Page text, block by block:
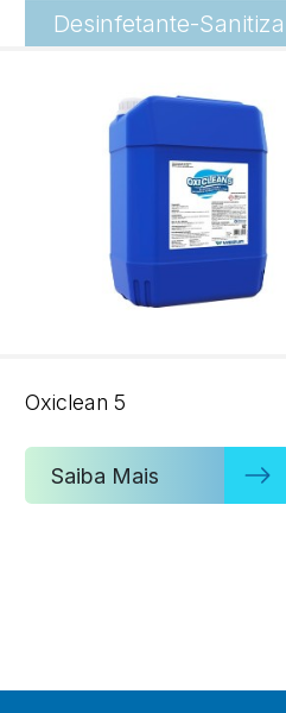
Desinfetante-
Oxiclean 5
Saiba Mais